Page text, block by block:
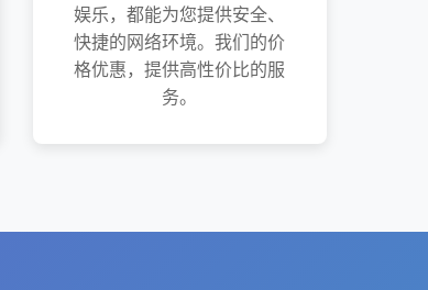
娱乐，都能为您提供安全、
快捷的网络环境。我们的价
格优惠，提供高性价比的服
务。